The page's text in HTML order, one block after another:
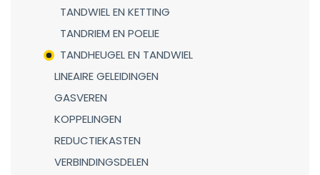
TANDWIEL EN KETTING
TANDRIEM EN POELIE
TANDHEUGEL EN TANDWIEL
LINEAIRE GELEIDINGEN
GASVEREN
KOPPELINGEN
REDUCTIEKASTEN
VERBINDINGSDELEN